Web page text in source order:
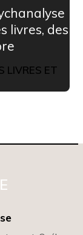
livres, des
LIVRES ET